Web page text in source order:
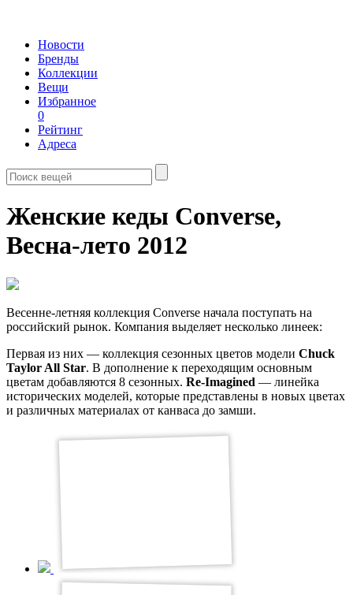
Новости
Бренды
Коллекции
Вещи
Избранное
0
Рейтинг
Адреса
Женские кеды Converse,
Весна-лето 2012
Весенне-летняя коллекция Converse начала поступать на
российский рынок. Компания выделяет несколько линеек:
Первая из них — коллекция сезонных цветов модели Chuck
Taylor All Star. В дополнение к переходящим основным
цветам добавляются 8 сезонных. Re-Imagined — линейка
исторических моделей, которые представлены в новых цветах
и различных материалах от канваса до замши.